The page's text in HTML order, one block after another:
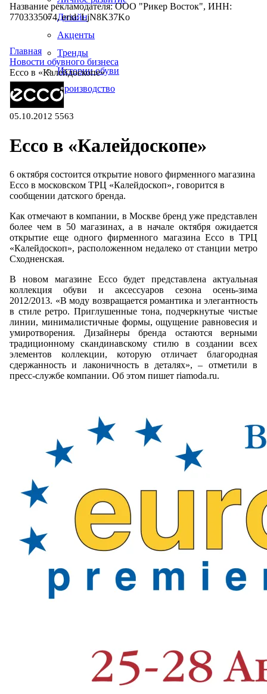
Дизайн
Акценты
Тренды
Истории обуви
Производство
Название рекламодателя: ООО "Рикер Восток", ИНН:
7703335074, erid: LjN8K37Ko
Главная
Новости обувного бизнеса
Ecco в «Калейдоскопе»
05.10.2012 5563
Ecco в «Калейдоскопе»
6 октября состоится открытие нового фирменного магазина
Ecco в московском ТРЦ «Калейдоскоп», говорится в
сообщении датского бренда.
Как отмечают в компании, в Москве бренд уже представлен
более чем в 50 магазинах, а в начале октября ожидается
открытие еще одного фирменного магазина Ecco в ТРЦ
«Калейдоскоп», расположенном недалеко от станции метро
Сходненская.
В новом магазине Ecco будет представлена актуальная
коллекция обуви и аксессуаров сезона осень-зима
2012/2013. «В моду возвращается романтика и элегантность
в стиле ретро. Приглушенные тона, подчеркнутые чистые
линии, минималистичные формы, ощущение равновесия и
умиротворения. Дизайнеры бренда остаются верными
традиционному скандинавскому стилю в создании всех
элементов коллекции, которую отличает благородная
сдержанность и лаконичность в деталях», – отметили в
пресс-службе компании. Об этом пишет riamoda.ru.